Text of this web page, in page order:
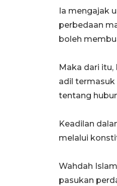
Ia mengajak
perbedaan
boleh
Maka dari
adil termasuk
tentang
Keadilan
melalui
Wahdah
pasukan